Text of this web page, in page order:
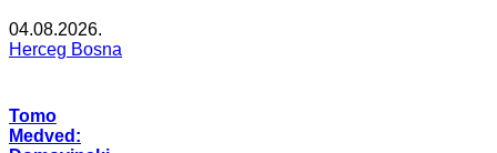
04.08.2026.
Herceg Bosna
Tomo
Medved: